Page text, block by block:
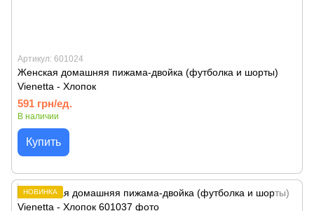
Артикул: 601024
Женская домашняя пижама-двойка (футболка и шорты)
Vienetta - Хлопок
591 грн/ед.
В наличии
Купить
НОВИНКА